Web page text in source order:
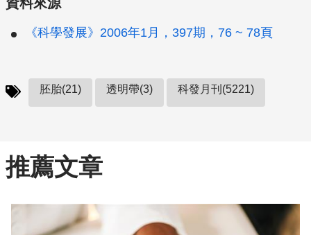
《科學發展》2006年1月，397期，76 ~ 78頁
胚胎(21) 透明帶(3) 科發月刊(5221)
推薦文章